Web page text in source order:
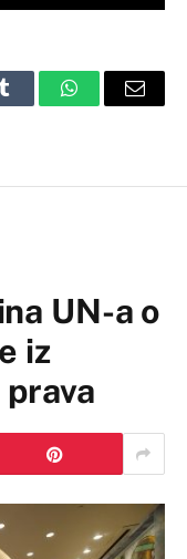
Tumblr WhatsAppEmail
UN-a o
iz